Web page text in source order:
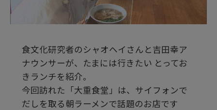
デ
オ
を
食文化研究者のシャオヘイさんと吉田幸ア
ナウンサーが、たまには行きたい とってお
きランチを紹介。
今回訪れた「大重食堂」は、サイフォンで
だしを取る朝ラーメンで話題のお店です